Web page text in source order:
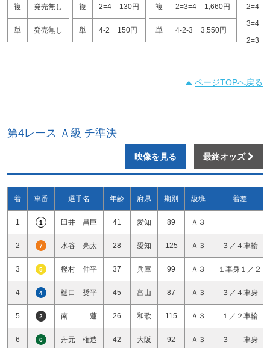
複 発売無し
単 発売無し
複 2=4 130円
単 4-2 150円
複 2=3=4 1,660円
単 4-2-3 3,550円
2=4
3=4
2=3
ページTOPへ戻る
第4レース Ａ級 チ準決
映像を見る 最終オッズ
着 車番 選手名 年齢 府県 期別 級班 着差
1 1 臼井 昌巨 41 愛知 89 Ａ３
2 7 水谷 亮太 28 愛知 125 Ａ３ ３／４車輪
3 5 樫村 伸平 37 兵庫 99 Ａ３ １車身１／２
4 4 樋口 奨平 45 富山 87 Ａ３ ３／４車身
5 2 南 蓮 26 和歌 115 Ａ３ １／２車輪
6 6 舟元 権造 42 大阪 92 Ａ３ ３ 車身